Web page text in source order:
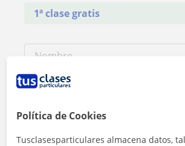
1ª clase gratis
Política de Cookies
Tusclasesparticulares almacena datos,